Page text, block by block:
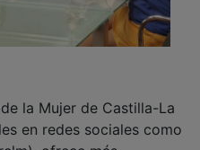
en redes sociales como
ofrece más